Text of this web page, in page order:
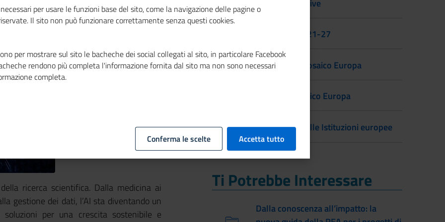
dati, talento e
ricerca scientifica. Dalla medicina ai
gestione dei dati, l’AI sta diventando un
per una crescita sostenibile e
Novità legislative
Osservatorio 21-27
Newsletter Mosaico Europa
Archivio Mosaico Europa
Il chi siamo delle Istituzioni europee
Ti Potrebbe Interessare
Ti Potrebbe Interessare
Dalla conoscenza all’impatto: la
per usare le funzioni base del sito, come la navigazione delle pagine o
Il sito non può funzionare correttamente senza questi cookies.
per mostrare sul sito le bacheche dei social collegati al sito, in particolare Facebook
rendono più completa l'informazione fornita dal sito ma non sono necessari
completa.
Conferma le scelte Accetta tutto